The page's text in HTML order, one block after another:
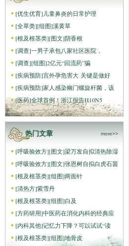
[优生优育] 儿童鼻炎的日常护理
[全草类][组图]溪黄草
[根及根茎类][图文]阴香根
[调查]一男子承包八家社区医院，
[调查][组图]2亿元“回流药”骗
[疾病预防]宫外孕危害大 关键是做好
[疾病预防]家人感染幽门螺旋杆菌，该
[医药]全球首例！浙江报告H10N5
热门文章 more>>
[呼吸验效方][图文]梁万发自拟清热除湿
[呼吸验效方][图文]张恩树自拟白虎石茵
[根及根茎类][组图]两面针
[清热方]紫雪丹
[根及根茎类][组图]白及
[方药研用]中医药在消化内科的经典应
[内科其他]记忆力下降？可以试试“读
[根及根茎类][组图]地骨皮